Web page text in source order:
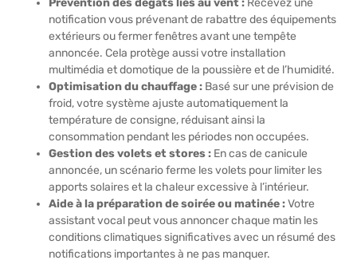
Prévention des dégâts liés au vent : Recevez une
notification vous prévenant de rabattre des équipements
extérieurs ou fermer fenêtres avant une tempête
annoncée. Cela protège aussi votre installation
multimédia et domotique de la poussière et de l’humidité.
Optimisation du chauffage : Basé sur une prévision de
froid, votre système ajuste automatiquement la
température de consigne, réduisant ainsi la
consommation pendant les périodes non occupées.
Gestion des volets et stores : En cas de canicule
annoncée, un scénario ferme les volets pour limiter les
apports solaires et la chaleur excessive à l’intérieur.
Aide à la préparation de soirée ou matinée :Votre
assistant vocal peut vous annoncer chaque matin les
conditions climatiques significatives avec un résumé des
notifications importantes à ne pas manquer.